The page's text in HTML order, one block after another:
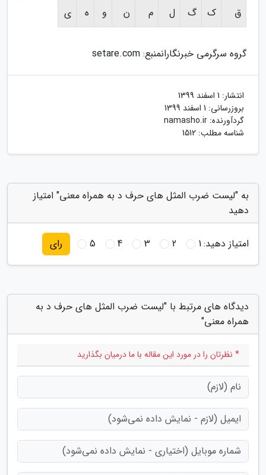
ق
ک گ ل م ن و ه ی
گروه سرگرمی خبرنگارانمنبع: setare.com
انتشار: 1 اسفند 1399
بروزرسانی: 1 اسفند 1399
گردآورنده: namasho.ir
شناسه مطلب: 1512
به "لیست ضرب المثل های حرف د به همراه معنی" امتیاز
دهید
امتیاز دهید:1
2
3
4
5 رای
دیدگاه های مرتبط با "لیست ضرب المثل های حرف د به
همراه معنی"
* نظرتان را در مورد این مقاله با ما درمیان بگذارید